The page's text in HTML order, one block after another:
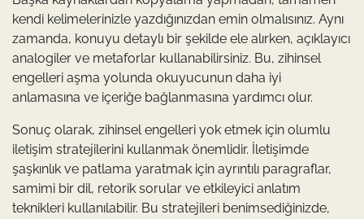
kendi kelimelerinizle yazdığınızdan emin olmalısınız. Aynı
zamanda, konuyu detaylı bir şekilde ele alırken, açıklayıcı
analogiler ve metaforlar kullanabilirsiniz. Bu, zihinsel
engelleri aşma yolunda okuyucunun daha iyi
anlamasına ve içeriğe bağlanmasına yardımcı olur.
Sonuç olarak, zihinsel engelleri yok etmek için olumlu
iletişim stratejilerini kullanmak önemlidir. İletişimde
şaşkınlık ve patlama yaratmak için ayrıntılı paragraflar,
samimi bir dil, retorik sorular ve etkileyici anlatım
teknikleri kullanılabilir. Bu stratejileri benimsediğinizde,